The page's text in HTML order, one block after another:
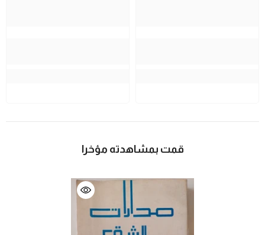
قمت بمشاهدته مؤخرا